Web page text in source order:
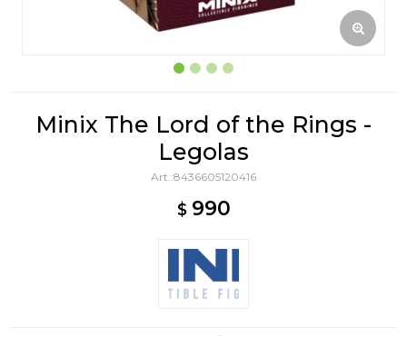
Minix The Lord of the Rings -
Legolas
8436605120416
$ 990